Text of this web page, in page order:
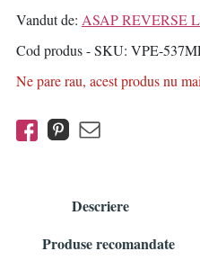
Vandut de: ASAP REVERSE
Cod produs - SKU VPE-
Ne pare rau, acest produs nu
Descriere
Produse recomandate